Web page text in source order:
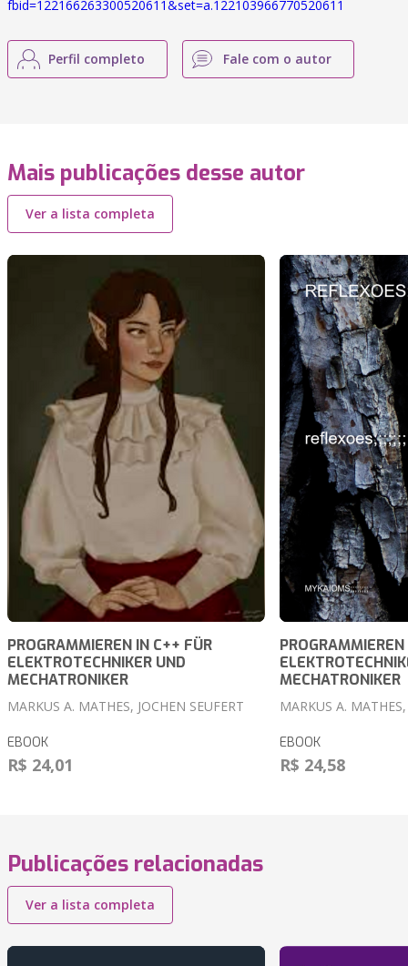
fbid=122166263300520611&set=a.122103966770520611
Perfil completo Fale com o autor
Mais publicações desse autor
Ver a lista completa
PROGRAMMIEREN IN C++ FÜR
ELEKTROTECHNIKER UND
MECHATRONIKER
MARKUS A. MATHES, JOCHEN SEUFERT
EBOOK
R$ 24,01
MECHATRONIKER
MARKUS A.
EBOOK
R$ 24,58
Publicações relacionadas
Ver a lista completa